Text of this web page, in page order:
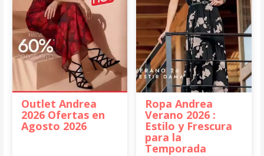
Outlet Andrea
2026 Ofertas en
Agosto 2026
Ropa Andrea
Verano 2026 :
Estilo y Frescura
para la
Temporada